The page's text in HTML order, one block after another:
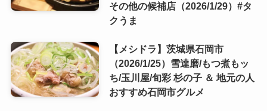
その他の候補店（2026/1/29）#タ
クうま
【メシドラ】茨城県石岡市
（2026/1/25）雪達磨/もつ煮もッ
ち/玉川屋/旬彩 杉の子 ＆ 地元の人
おすすめ石岡市グルメ